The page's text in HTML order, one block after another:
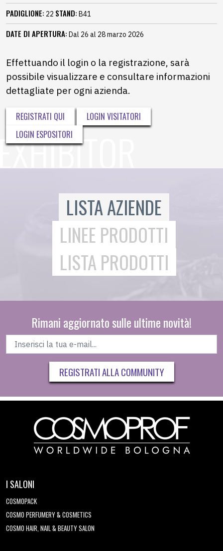
PADIGLIONE: 22 STAND: B41
DATE DI APERTURA: Dal 26 al 28 marzo 2026
Effettuando il login o la registrazione, sarà
possibile visualizzare e consultare informazioni
dettagliate per ogni azienda.
REGISTRATI QUI
LOGIN VISITATORI
LOGIN ESPOSITORI
LISTA AZIENDE
LINEE PRODOTTI
LISTA PRODOTTI
Rimani aggiornato sulle ultime novità!
REGISTRATI ALLA COMMUNITY
I SALONI
COSMOPACK
COSMO PERFUMERY & COSMETICS
COSMO HAIR, NAIL & BEAUTY SALON